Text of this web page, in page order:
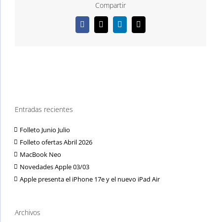
Compartir
Facebook
X LinkedInCorreo
electrónico
Entradas recientes
Folleto Junio Julio
Folleto ofertas Abril 2026
MacBook Neo
Novedades Apple 03/03
Apple presenta el iPhone 17e y el nuevo iPad Air
Archivos